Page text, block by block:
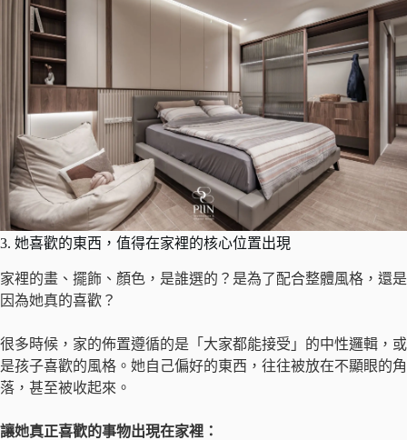
3. 她喜歡的東西，值得在家裡的核心位置出現
家裡的畫、擺飾、顏色，是誰選的？是為了配合整體風格，還是
因為她真的喜歡？
很多時候，家的佈置遵循的是「大家都能接受」的中性邏輯，或
是孩子喜歡的風格。她自己偏好的東西，往往被放在不顯眼的角
落，甚至被收起來。
讓她真正喜歡的事物出現在家裡：